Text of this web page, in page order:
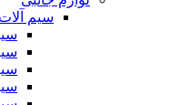
سیم آلات